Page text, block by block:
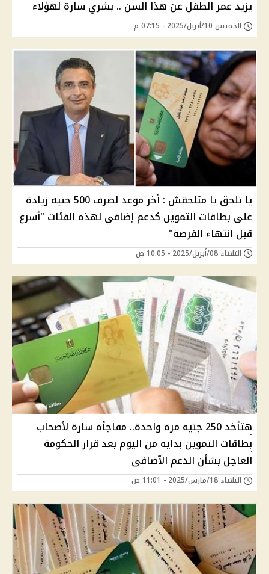
يزيد عمر الطفل عن هذا السن .. بشري سارة لهؤلاء
الخميس 10/أبريل/2025 - 07:15 م
يا تلحق يا متلحقش : أخر موعد لصرف 500 جنيه زيادة
على بطاقات التموين كدعم إضافي لهذه الفئات "أسرع
قبل انتهاء الفرصة"
الثلاثاء 08/أبريل/2025 - 10:05 ص
هتأخد 250 جنيه مرة واحدة.. مفاجأة سارة لأصحاب
بطاقات التموين بدايه من اليوم بعد قرار الحكومة
العاجل بشأن الدعم الآضافى
الثلاثاء 18/مارس/2025 - 11:01 ص